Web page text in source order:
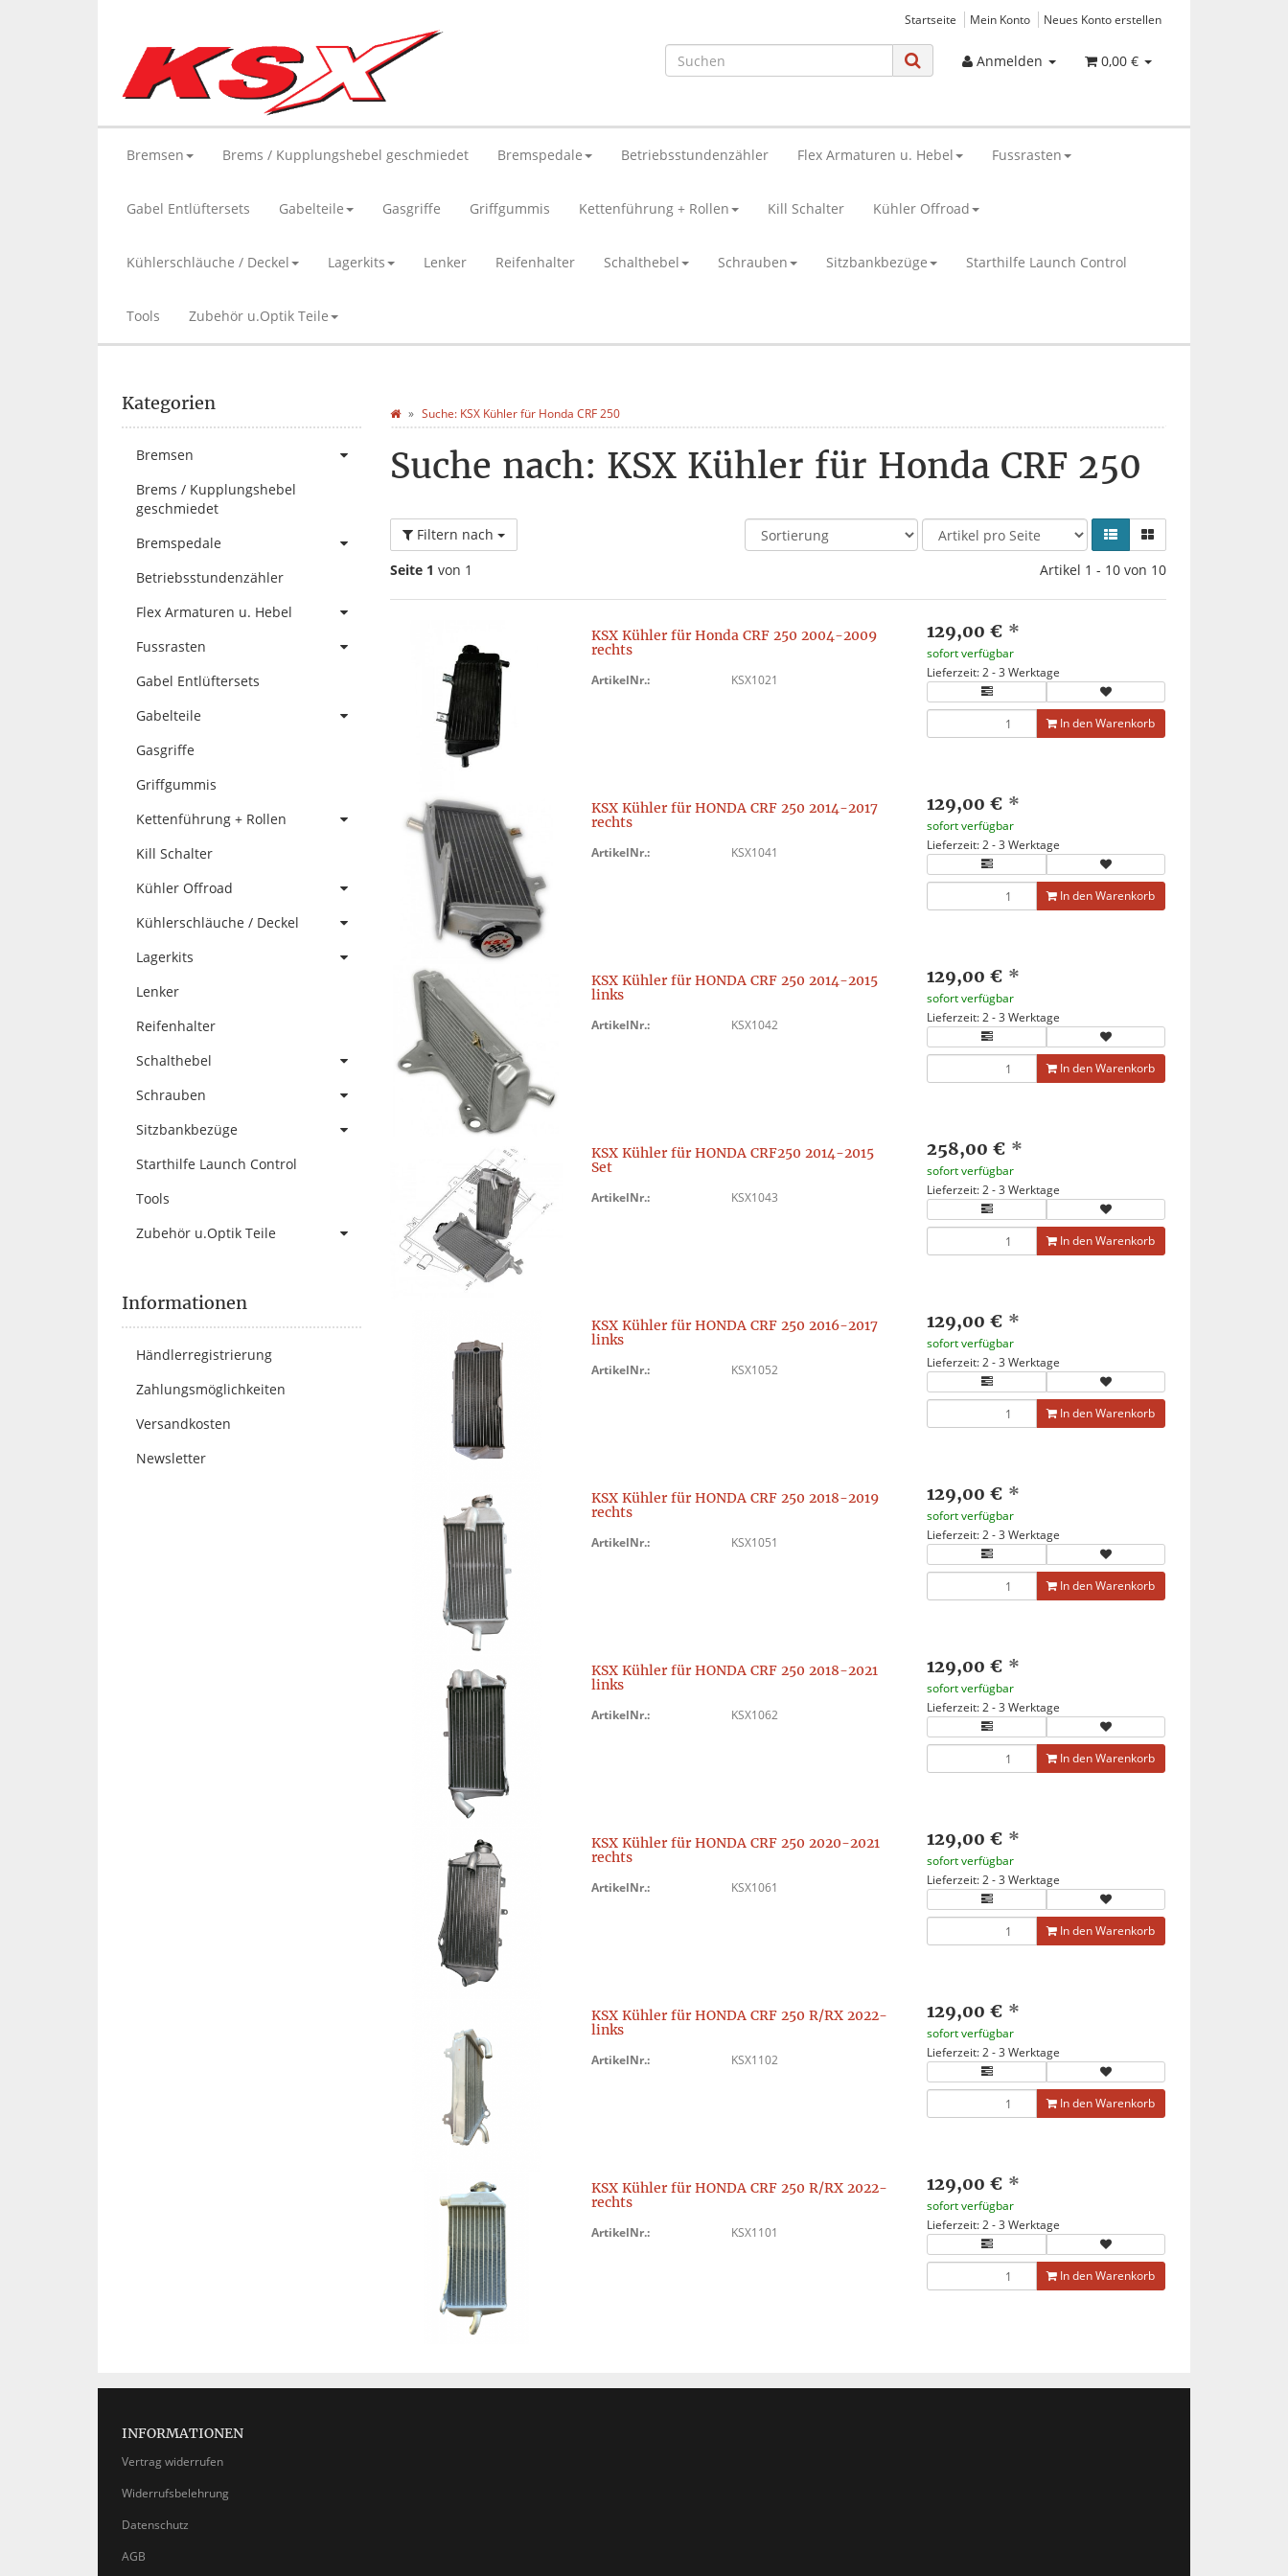
Startseite Mein Konto Neues Konto erstellen
Anmelden 0,00 €
Bremsen Brems / Kupplungshebel geschmiedet Bremspedale Betriebsstundenzähler Flex Armaturen u. Hebel Fussrasten
Gabel Entlüftersets Gabelteile Gasgriffe Griffgummis Kettenführung + Rollen Kill Schalter Kühler Offroad
Kühlerschläuche / Deckel Lagerkits Lenker Reifenhalter Schalthebel Schrauben Sitzbankbezüge Starthilfe Launch Control
Tools Zubehör u.Optik Teile
Suche: KSX Kühler für Honda CRF 250
Suche nach: KSX Kühler für Honda CRF 250
Filtern nach
Seite 1 von 1 Artikel 1 - 10 von 10
KSX Kühler für Honda CRF 250 2004-2009
rechts
ArtikelNr.: KSX1021
129,00 € *
sofort verfügbar
Lieferzeit: 2 - 3 Werktage
In den Warenkorb
KSX Kühler für HONDA CRF 250 2014-2017
rechts
ArtikelNr.: KSX1041
129,00 € *
sofort verfügbar
Lieferzeit: 2 - 3 Werktage
In den Warenkorb
KSX Kühler für HONDA CRF 250 2014-2015
links
ArtikelNr.: KSX1042
129,00 € *
sofort verfügbar
Lieferzeit: 2 - 3 Werktage
In den Warenkorb
KSX Kühler für HONDA CRF250 2014-2015
Set
ArtikelNr.: KSX1043
258,00 € *
sofort verfügbar
Lieferzeit: 2 - 3 Werktage
In den Warenkorb
KSX Kühler für HONDA CRF 250 2016-2017
links
ArtikelNr.: KSX1052
129,00 € *
sofort verfügbar
Lieferzeit: 2 - 3 Werktage
In den Warenkorb
KSX Kühler für HONDA CRF 250 2018-2019
rechts
ArtikelNr.: KSX1051
129,00 € *
sofort verfügbar
Lieferzeit: 2 - 3 Werktage
In den Warenkorb
KSX Kühler für HONDA CRF 250 2018-2021
links
ArtikelNr.: KSX1062
129,00 € *
sofort verfügbar
Lieferzeit: 2 - 3 Werktage
In den Warenkorb
KSX Kühler für HONDA CRF 250 2020-2021
rechts
ArtikelNr.: KSX1061
129,00 € *
sofort verfügbar
Lieferzeit: 2 - 3 Werktage
In den Warenkorb
KSX Kühler für HONDA CRF 250 R/RX 2022-
links
ArtikelNr.: KSX1102
129,00 € *
sofort verfügbar
Lieferzeit: 2 - 3 Werktage
In den Warenkorb
KSX Kühler für HONDA CRF 250 R/RX 2022-
rechts
ArtikelNr.: KSX1101
129,00 € *
sofort verfügbar
Lieferzeit: 2 - 3 Werktage
In den Warenkorb
Kategorien
Bremsen
Brems / Kupplungshebel
geschmiedet
Bremspedale
Betriebsstundenzähler
Flex Armaturen u. Hebel
Fussrasten
Gabel Entlüftersets
Gabelteile
Gasgriffe
Griffgummis
Kettenführung + Rollen
Kill Schalter
Kühler Offroad
Kühlerschläuche / Deckel
Lagerkits
Lenker
Reifenhalter
Schalthebel
Schrauben
Sitzbankbezüge
Starthilfe Launch Control
Tools
Zubehör u.Optik Teile
Informationen
Händlerregistrierung
Zahlungsmöglichkeiten
Versandkosten
Newsletter
INFORMATIONEN
Vertrag widerrufen
Widerrufsbelehrung
Datenschutz
AGB